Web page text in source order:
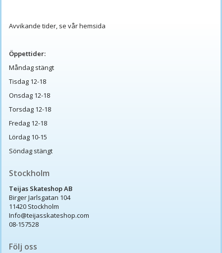
Avvikande tider, se vår hemsida
Öppettider:
Måndag stängt
Tisdag 12-18
Onsdag 12-18
Torsdag 12-18
Fredag 12-18
Lördag 10-15
Söndag stängt
Stockholm
Teijas Skateshop AB
Birger Jarlsgatan 104
11420 Stockholm
Info@teijasskateshop.com
08-157528
Följ oss